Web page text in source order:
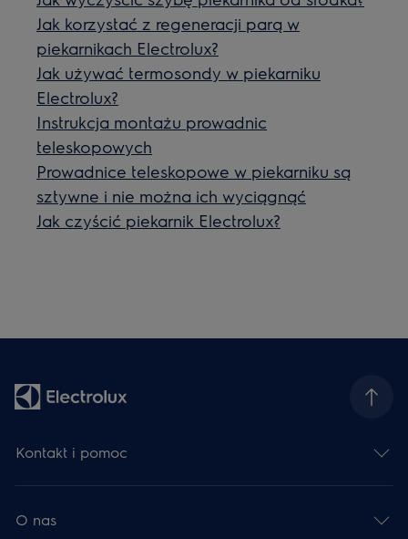
Jak korzystać z regeneracji parą w
piekarnikach Electrolux?
Jak używać termosondy w piekarniku
Electrolux?
Instrukcja montażu prowadnic
teleskopowych
Prowadnice teleskopowe w piekarniku są
sztywne i nie można ich wyciągnąć
Jak czyścić piekarnik Electrolux?
Kontakt i pomoc
O nas